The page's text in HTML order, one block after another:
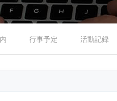
行事予定 活動記録